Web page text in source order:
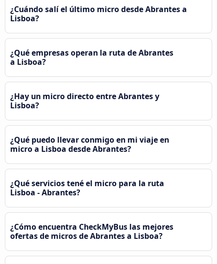
¿Cuándo salí el último micro desde Abrantes a
Lisboa?
¿Qué empresas operan la ruta de Abrantes
a Lisboa?
¿Hay un micro directo entre Abrantes y
Lisboa?
¿Qué puedo llevar conmigo en mi viaje en
micro a Lisboa desde Abrantes?
¿Qué servicios tené el micro para la ruta
Lisboa - Abrantes?
¿Cómo encuentra CheckMyBus las mejores
ofertas de micros de Abrantes a Lisboa?